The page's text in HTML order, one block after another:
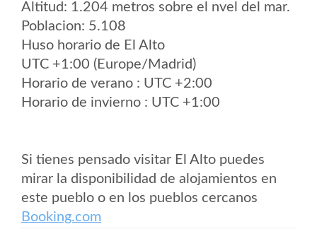
Altitud: 1.204 metros sobre el nvel del mar.
Poblacion: 5.108
Huso horario de El Alto
UTC +1:00 (Europe/Madrid)
Horario de verano : UTC +2:00
Horario de invierno : UTC +1:00
Si tienes pensado visitar El Alto puedes
mirar la disponibilidad de alojamientos en
este pueblo o en los pueblos cercanos
Booking.com